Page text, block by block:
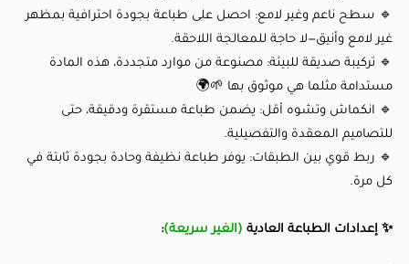
🌡️درجة حرارة الفوهة: 180-230°C
🛏️ درجة حرارة سطح الطباعة: 0-55°C (اختياري لتحسين الالتصاق)
💨 سرعة المروحة: 50-100% (تبريد محسن للحصول على تفاصيل
🏃‍♂️سرعة الطباعة: 100-400 ملم/ثانية
⭕ حجم الفوهة: 0.4 ملم (0.6 ملم موصى به للطباعات الكبيرة)
🔹 سطح ناعم وغير لامع: احصل على طباعة بجودة احترافية بمظهر
غير لامع وأنيق—لا حاجة للمعالجة اللاحقة.
🔹 تركيبة صديقة للبيئة: مصنوعة من موارد متجددة، هذه المادة
مستدامة مثلما هي موثوق بها 🌱🌍
🔹 انكماش وتشوه أقل: يضمن طباعة مستقرة ودقيقة، حتى
للتصاميم المعقدة والتفصيلية.
🔹 ربط قوي بين الطبقات: يوفر طباعة نظيفة وحادة بجودة ثابتة في
كل مرة.
✨ إعدادات الطباعة العادية (الغير سريعة):